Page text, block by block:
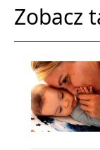
Zobacz